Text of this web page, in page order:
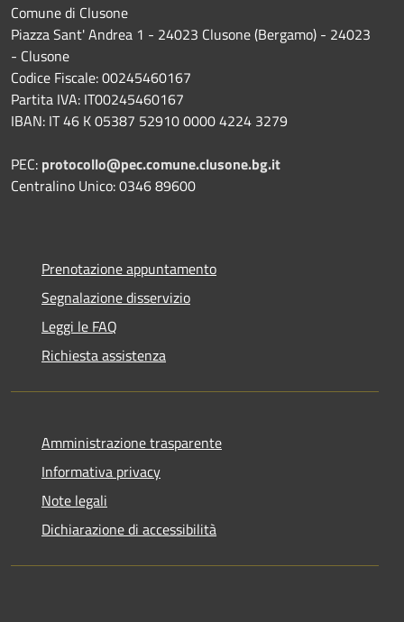
Comune di Clusone
Piazza Sant' Andrea 1 - 24023 Clusone (Bergamo) - 24023
- Clusone
Codice Fiscale: 00245460167
Partita IVA: IT00245460167
IBAN: IT 46 K 05387 52910 0000 4224 3279
PEC: protocollo@pec.comune.clusone.bg.it
Centralino Unico: 0346 89600
Prenotazione appuntamento
Segnalazione disservizio
Leggi le FAQ
Richiesta assistenza
Amministrazione trasparente
Informativa privacy
Note legali
Dichiarazione di accessibilità